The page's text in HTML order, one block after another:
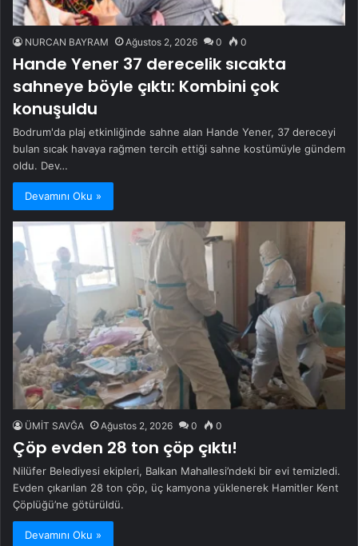
NURCAN BAYRAM Ağustos 2, 2026 0 0
Hande Yener 37 derecelik sıcakta
sahneye böyle çıktı: Kombini çok
konuşuldu
Bodrum'da plaj etkinliğinde sahne alan Hande Yener, 37 dereceyi
bulan sıcak havaya rağmen tercih ettiği sahne kostümüyle gündem
oldu. Dev…
Devamını Oku »
ÜMİT SAVĞA Ağustos 2, 2026 0 0
Çöp evden 28 ton çöp çıktı!
Nilüfer Belediyesi ekipleri, Balkan Mahallesi’ndeki bir evi temizledi.
Evden çıkarılan 28 ton çöp, üç kamyona yüklenerek Hamitler Kent
Çöplüğü’ne götürüldü.
Devamını Oku »